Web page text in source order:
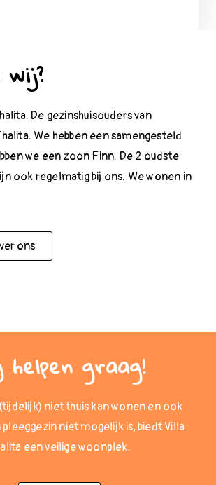
De gezinshuisouders van
We hebben een samengesteld
we een zoon Finn. De 2 oudste
ook regelmatig bij ons. We wonen in
ons
helpen graag!
niet thuis kan wonen en ook
niet mogelijk is, biedt Villa
een veilige woonplek.